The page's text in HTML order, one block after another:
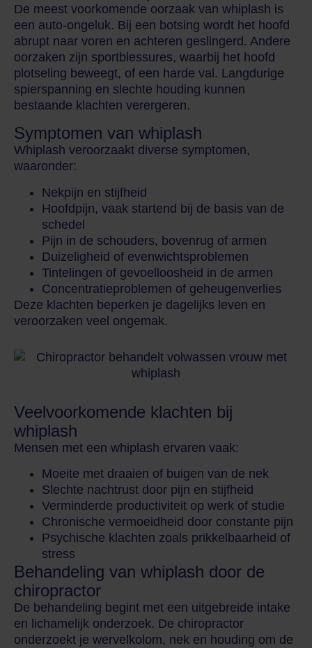
De meest voorkomende oorzaak van whiplash is
een auto-ongeluk. Bij een botsing wordt het hoofd
abrupt naar voren en achteren geslingerd. Andere
oorzaken zijn sportblessures, waarbij het hoofd
plotseling beweegt, of een harde val. Langdurige
spierspanning en slechte houding kunnen
bestaande klachten verergeren.
Symptomen van whiplash
Whiplash veroorzaakt diverse symptomen,
waaronder:
Nekpijn en stijfheid
Hoofdpijn, vaak startend bij de basis van de
schedel
Pijn in de schouders, bovenrug of armen
Duizeligheid of evenwichtsproblemen
Tintelingen of gevoelloosheid in de armen
Concentratieproblemen of geheugenverlies
Deze klachten beperken je dagelijks leven en
veroorzaken veel ongemak.
Veelvoorkomende klachten bij
whiplash
Mensen met een whiplash ervaren vaak:
Moeite met draaien of buigen van de nek
Slechte nachtrust door pijn en stijfheid
Verminderde productiviteit op werk of studie
Chronische vermoeidheid door constante pijn
Psychische klachten zoals prikkelbaarheid of
stress
Behandeling van whiplash door de
chiropractor
De behandeling begint met een uitgebreide intake
en lichamelijk onderzoek. De chiropractor
onderzoekt je wervelkolom, nek en houding om de